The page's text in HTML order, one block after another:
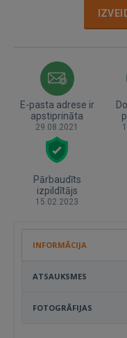
E-pasta adrese ir
apstiprināta
29.08.2021
Pārbaudīts
izpildītājs
15.02.2023
INFORMĀCIJA
ATSAUKSMES
FOTOGRĀFIJAS